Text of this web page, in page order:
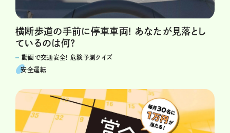
横断歩道の手前に停車車両! あなたが見落とし
ているのは何?
動画で交通安全! 危険予測クイズ
安全運転